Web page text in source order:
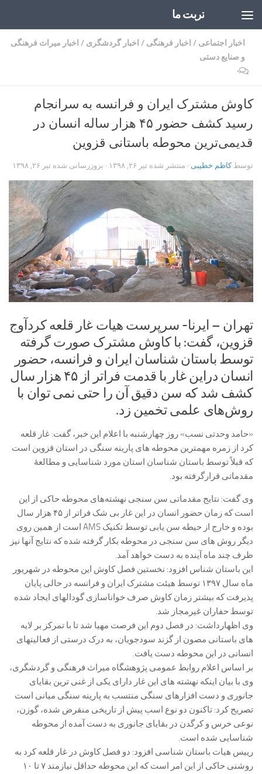
تربت ما
اخبار اجتماعی / اخبار فرهنگی / اخبار گردشگری / اخبار میراث فرهنگی
و صنایع دستی
۰
کاوش مشترک ایران و فرانسه به سرانجام
رسید کشف حضور ۴۵ هزار ساله انسان در
قدیمی‌ترین محوطه باستانی قزوین
توسطکاظم خطیبی · منتشر شده تیر ۲۶, ۱۳۹۸ · بروزرسانی شده تیر ۲۶, ۱۳۹۸
تهران – ایرنا- سرپرست هیات غار قلعه کردآوج
قزوین، گفت: با کاوش مشترک صورت گرفته
توسط باستان شناسان ایران و فرانسه، حضور
انسان دراین غار با قدمت فراتر از ۴۵ هزار سال
کشف شد که سن دقیق آن را حتی نمی توان با
روش‌های علمی تخمین زد.
«حامد وحدتی نسب» روز چهارشنبه با اعلام این خبر، گفت: غار قلعه
کرد از زمره مهمترین محوطه های پارینه سنگی در استان قزوین است
که قبلاً توسط باستان شناسان استان مورد شناسایی و مطالعۀ
مقدماتی قرارگرفته بود.
وی گفت: نتایج مقدماتی سن سنجی نهشته‌های محوطه حاکی از این
است که زمان حضور انسان در این غار بی شک فراتر از ۴۵ هزار سال
بوده و خارج از حیطه سن یابی توسط تکنیک AMS است از همین روی
دیگر روش های سن سنجی در محوطه بکار گرفته شده که نتایج آنها نیز
ظرف چند ماه آینده به دست خواهد آمد.
این باستان شناس افزود: نخستین فصل کاوش این محوطه در شهریور
ماه سال ۱۳۹۷ توسط هیئت مشترک ایران و فرانسه در حالی پایان
پذیرفت که بیشتر زمان کاوش صرف خواناسازی گودالهای ایجاد شده
توسط حفاران غیرمجاز شد.
وی اظهارداشت: در فصل دوم این فرصت مهیا شد تا با تمرکز بر لایه
های باستانی مصون از گزند سودجویان، به درک درستی از فعالیتهای
انسانی در این محوطه دست یافت.
بر اساس اعلام روابط عمومی پژوهشگاه میراث فرهنگی و گردشگری،
وی با بیان اینکه نهشته های این غار دارای یکی از غنی ترین بقایای
جانوری و دست افزارهای سنگی منتسب به پارینه سنگی میانی است
تصریح کرد: تاکنون دو نوع اسب پیش از تاریخی منقرض شده، گوزن،
نوعی خرس و کرگدن در بقایای جانوری به دست آمده از محوطه
شناسایی شده است.
رییس هیات باستان شناسی افزود: دو فصل کاوش در غار قلعه کرد به
روشنی حاکی از این امر است که این محوطه حداقل نیازمند ۷ تا ۱۰